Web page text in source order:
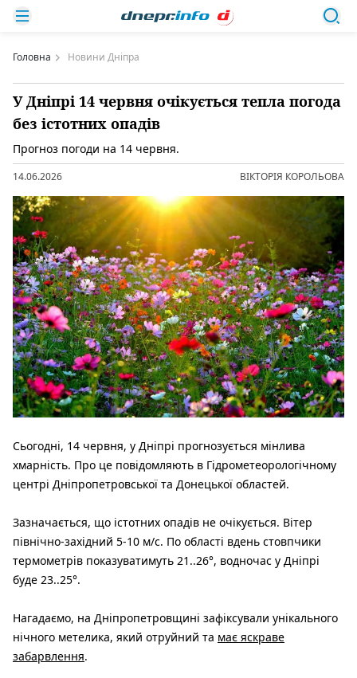
Головна Новини Дніпра
У Дніпрі 14 червня очікується тепла погода
без істотних опадів
Прогноз погоди на 14 червня.
14.06.2026 ВІКТОРІЯ КОРОЛЬОВА
Сьогодні, 14 червня, у Дніпрі прогнозується мінлива
хмарність. Про це повідомляють в Гідрометеорологічному
центрі Дніпропетровської та Донецької областей.
Зазначається, що істотних опадів не очікується. Вітер
північно-західний 5-10 м/с. По області вдень стовпчики
термометрів показуватимуть 21..26°, водночас у Дніпрі
буде 23..25°.
Нагадаємо, на Дніпропетровщині зафіксували унікального
нічного метелика, який отруйний та має яскраве
забарвлення.